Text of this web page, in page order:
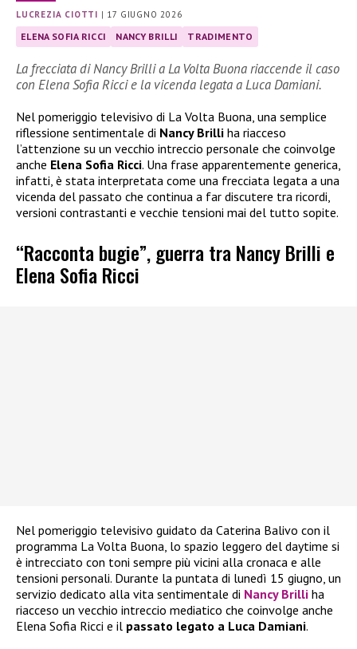
LUCREZIA CIOTTI | 17 GIUGNO 2026
ELENA SOFIA RICCI NANCY BRILLI TRADIMENTO
La frecciata di Nancy Brilli a La Volta Buona riaccende il caso
con Elena Sofia Ricci e la vicenda legata a Luca Damiani.
Nel pomeriggio televisivo di La Volta Buona, una semplice
riflessione sentimentale di Nancy Brilli ha riacceso
l’attenzione su un vecchio intreccio personale che coinvolge
anche Elena Sofia Ricci. Una frase apparentemente generica,
infatti, è stata interpretata come una frecciata legata a una
vicenda del passato che continua a far discutere tra ricordi,
versioni contrastanti e vecchie tensioni mai del tutto sopite.
“Racconta bugie”, guerra tra Nancy Brilli e
Elena Sofia Ricci
Nel pomeriggio televisivo guidato da Caterina Balivo con il
programma La Volta Buona, lo spazio leggero del daytime si
è intrecciato con toni sempre più vicini alla cronaca e alle
tensioni personali. Durante la puntata di lunedì 15 giugno, un
servizio dedicato alla vita sentimentale di Nancy Brilli ha
riacceso un vecchio intreccio mediatico che coinvolge anche
Elena Sofia Ricci e il passato legato a Luca Damiani.